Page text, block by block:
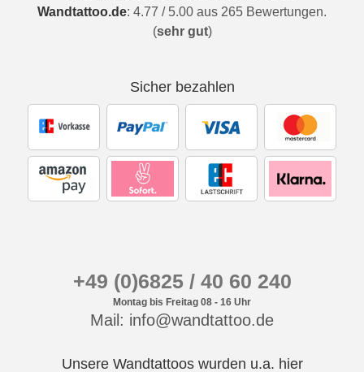
Wandtattoo.de: 4.77 / 5.00 aus 265 Bewertungen.
(sehr gut)
Sicher bezahlen
+49 (0)6825 / 40 60 240
Montag bis Freitag 08 - 16 Uhr
Mail: info@wandtattoo.de
Unsere Wandtattoos wurden u.a. hier